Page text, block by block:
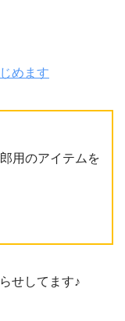
めます
用のアイテムを
せしてます♪